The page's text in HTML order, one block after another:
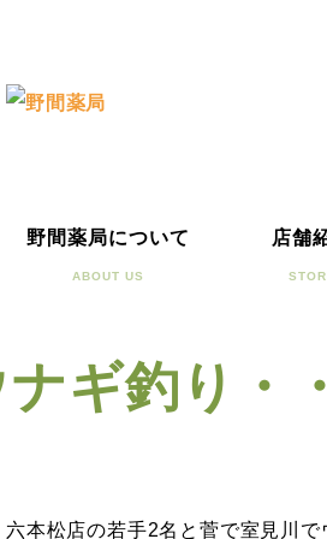
野間薬局について
ABOUT US
店舗
ナギ釣り・
六本松店の若手2名と菅で室見川